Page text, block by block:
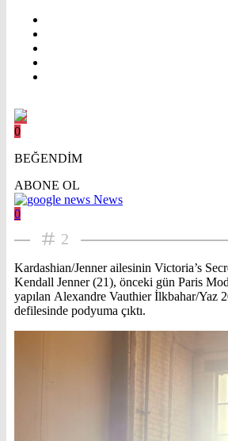
0
BEĞENDİM
ABONE OL
News
0
2
Kardashian/Jenner ailesinin Victoria’s
Kendall Jenner (21), önceki gün Paris
yapılan Alexandre Vauthier İlkbahar/Yaz
defilesinde podyuma çıktı.